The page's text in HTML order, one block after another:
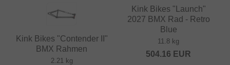
Kink Bikes "Contender II"
BMX Rahmen
2.21 kg
Kink Bikes "Launch"
2027 BMX Rad - Retro
Blue
11.8 kg
504.16 EUR